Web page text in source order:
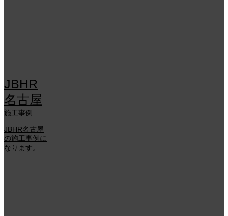
JBHR
名古屋
施工事例
JBHR名古屋
の施工事例に
なります。